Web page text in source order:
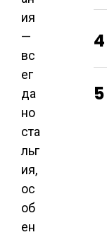
ия
—
вс
ег
да
но
ста
льг
ия,
ос
об
ен